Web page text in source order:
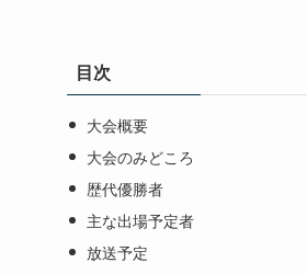
目次
大会概要
大会のみどころ
歴代優勝者
主な出場予定者
放送予定